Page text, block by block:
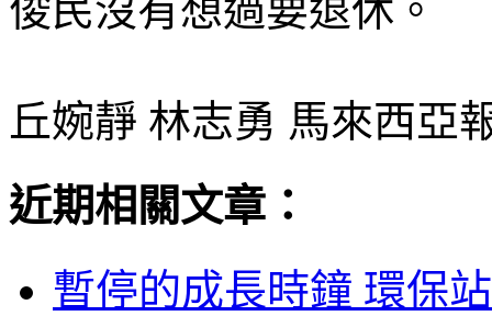
俊民沒有想過要退休。
丘婉靜 林志勇 馬來西亞
近期相關文章：
暫停的成長時鐘 環保